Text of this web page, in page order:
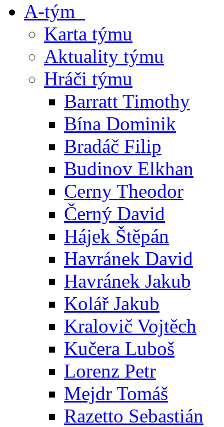
A-tým
Karta týmu
Aktuality týmu
Hráči týmu
Barratt Timothy
Bína Dominik
Bradáč Filip
Budinov Elkhan
Cerny Theodor
Černý David
Hájek Štěpán
Havránek David
Havránek Jakub
Kolář Jakub
Kralovič Vojtěch
Kučera Luboš
Lorenz Petr
Mejdr Tomáš
Razetto Sebastián